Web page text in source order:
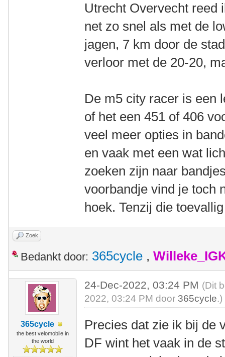
Utrecht Overvecht reed
net zo snel als met de
jagen, 7 km door de
verloor met de 20-20,
De m5 city racer is een
of het een 451 of 406
veel meer opties in
en vaak met een wat
zoeken zijn naar
voorbandje vind je toch
hoek. Tenzij die
Zoek
Bedankt door: 365cycle ,
365cycle
the best velomobile in
the world
24-Dec-2022, 03:24 PM (Dit
2022, 03:24 PM door 365cycle.)
Precies dat zie ik bij de
DF wint het vaak in de